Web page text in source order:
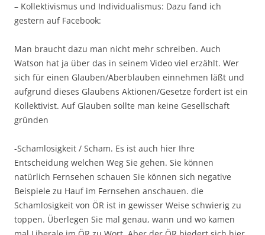
– Kollektivismus und Individualismus: Dazu fand ich
gestern auf Facebook:
Man braucht dazu man nicht mehr schreiben. Auch
Watson hat ja über das in seinem Video viel erzählt. Wer
sich für einen Glauben/Aberblauben einnehmen läßt und
aufgrund dieses Glaubens Aktionen/Gesetze fordert ist ein
Kollektivist. Auf Glauben sollte man keine Gesellschaft
gründen
-Schamlosigkeit / Scham. Es ist auch hier Ihre
Entscheidung welchen Weg Sie gehen. Sie können
natürlich Fernsehen schauen Sie können sich negative
Beispiele zu Hauf im Fernsehen anschauen. die
Schamlosigkeit von ÖR ist in gewisser Weise schwierig zu
toppen. Überlegen Sie mal genau, wann und wo kamen